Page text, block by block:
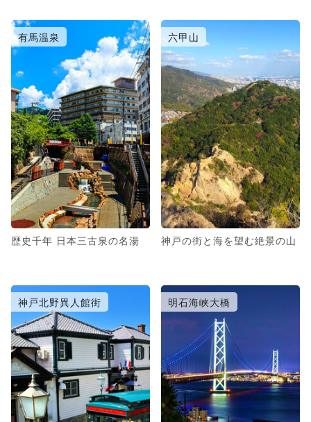
有馬温泉
歴史千年 日本三古泉の名湯
六甲山
神戸の街と海を望む絶景の山
神戸北野異人館街 明石海峡大橋